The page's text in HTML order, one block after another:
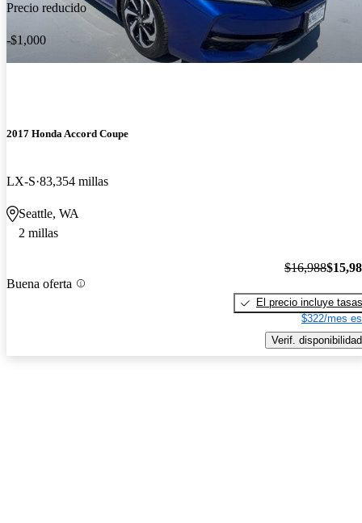
Precio reducido
-$1,000
2017 Honda Accord Coupe
LX-S 83,354 millas
Seattle, WA
2 millas
Buena oferta
$16,988
El precio incluye tasas
$322/mes
Verif. disponibilidad